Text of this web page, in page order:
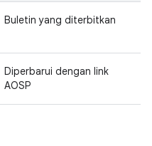
Buletin yang diterbitkan
Diperbarui dengan link
AOSP